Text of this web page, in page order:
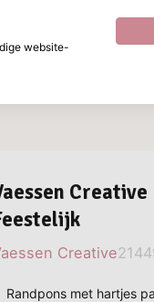
Creative
Randpons met hartjes
website-